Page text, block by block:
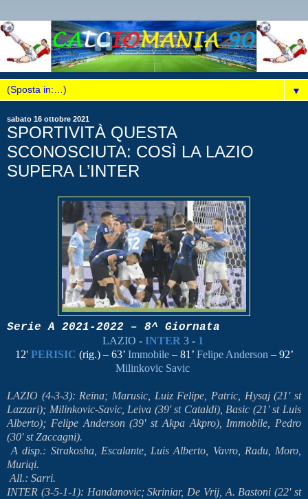
▼
sabato 16 ottobre 2021
SPORTIVITÀ QUESTA
SCONOSCIUTA: COSÌ LA LAZIO
SUPERA L’INTER
Serie A 2021-2022 – 8^ Giornata
LAZIO - INTER 3- 1
12' PERISIC (rig.) – 63’Immobile– 81’ Felipe Anderson– 92’
Milinkovic Savic
LAZIO (4-3-3): Reina; Marusic, Luiz Felipe, Patric, Hysaj (21' st
Lazzari); Milinkovic-Savic, Leiva (39' st Cataldi), Basic (21' st Luis
Alberto); Felipe Anderson (39' st Akpa Akpro), Immobile, Pedro
(30' st Zaccagni).
A disp.: Strakosha, Escalante, Luis Alberto, Vavro, Radu, Moro,
Muriqi.
All.: Sarri.
INTER (3-5-1-1): Handanovic; Skriniar, De Vrij, A. Bastoni (22' st